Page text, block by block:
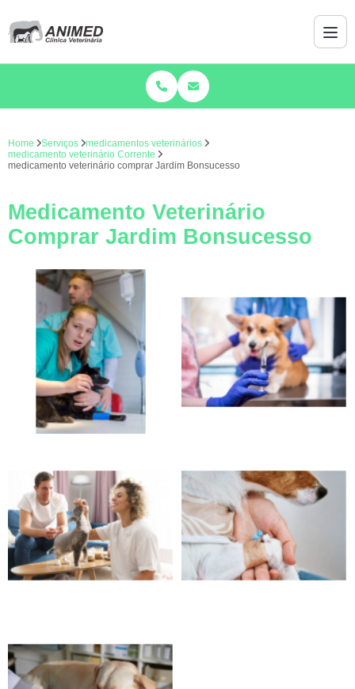
Home Serviços
medicamentos veterinários
medicamento veterinário Corrente
medicamento veterinário comprar Jardim Bonsucesso
Medicamento Veterinário
Comprar Jardim Bonsucesso